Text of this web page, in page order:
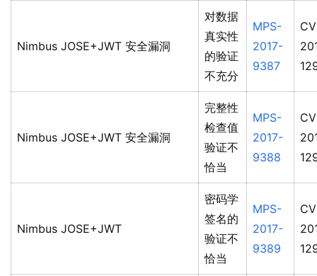
Nimbus JOSE+JWT 安全漏洞
对数据
真实性
的验证
不充分
MPS-
2017-
9387
Nimbus JOSE+JWT 安全漏洞
完整性
检查值
验证不
恰当
MPS-
2017-
9388
Nimbus JOSE+JWT
密码学
签名的
验证不
恰当
MPS-
2017-
9389